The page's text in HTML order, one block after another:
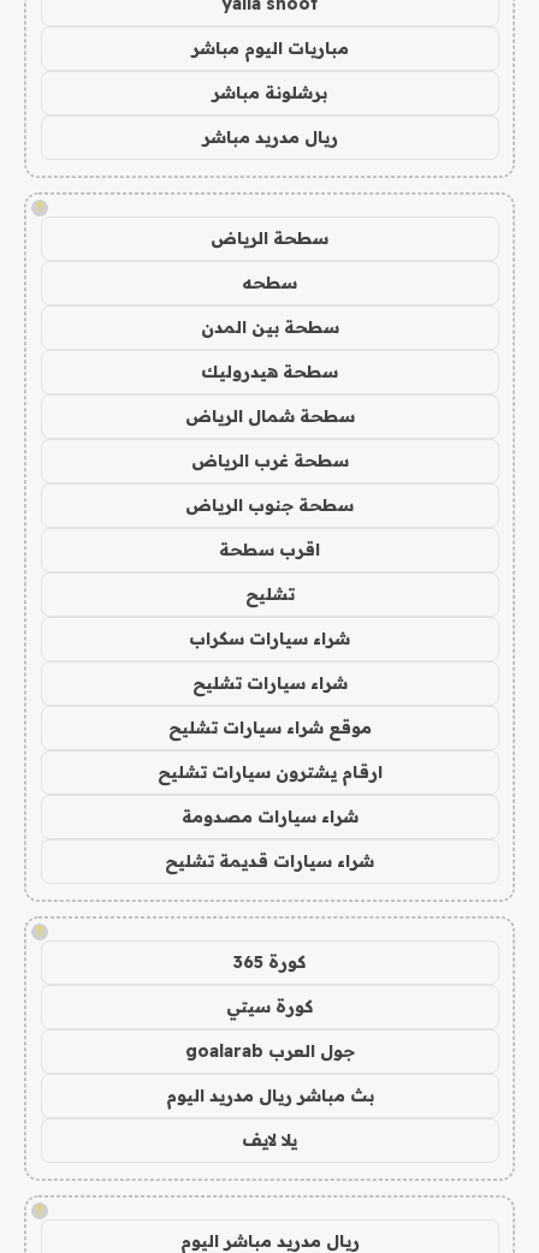
مباريات اليوم مباشر
برشلونة مباشر
ريال مدريد مباشر
!
سطحة الرياض
سطحه
سطحة بين المدن
سطحة هيدروليك
سطحة شمال الرياض
سطحة غرب الرياض
سطحة جنوب الرياض
اقرب سطحة
تشليح
شراء سيارات سكراب
شراء سيارات تشليح
موقع شراء سيارات تشليح
ارقام يشترون سيارات تشليح
شراء سيارات مصدومة
شراء سيارات قديمة تشليح
!
كورة 365
كورة سيتي
جول العرب goalarab
بث مباشر ريال مدريد اليوم
يلا لايف
!
ريال مدريد مباشر اليوم